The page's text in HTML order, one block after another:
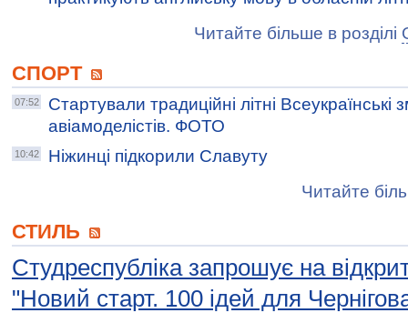
Читайте більше в розділі
СПОРТ
07:52
Стартували традиційні літні Всеукраїнські
авіамоделістів. ФОТО
10:42
Ніжинці підкорили Славуту
Читайте
СТИЛЬ
Студреспубліка запрошує на
"Новий старт. 100 ідей для